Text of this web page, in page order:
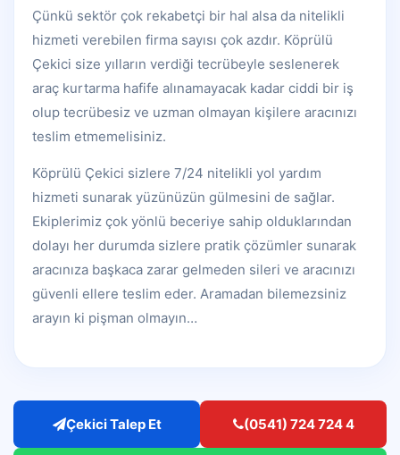
Çünkü sektör çok rekabetçi bir hal alsa da nitelikli
hizmeti verebilen firma sayısı çok azdır. Köprülü
Çekici size yılların verdiği tecrübeyle seslenerek
araç kurtarma hafife alınamayacak kadar ciddi bir iş
olup tecrübesiz ve uzman olmayan kişilere aracınızı
teslim etmemelisiniz.
Köprülü Çekici sizlere 7/24 nitelikli yol yardım
hizmeti sunarak yüzünüzün gülmesini de sağlar.
Ekiplerimiz çok yönlü beceriye sahip olduklarından
dolayı her durumda sizlere pratik çözümler sunarak
aracınıza başkaca zarar gelmeden sileri ve aracınızı
güvenli ellere teslim eder. Aramadan bilemezsiniz
arayın ki pişman olmayın…
Çekici Talep Et (0541) 724 724 4